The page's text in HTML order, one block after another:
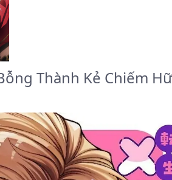
Thành Kẻ Chiếm